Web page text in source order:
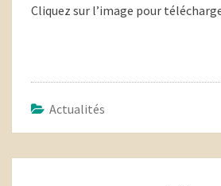
Cliquez sur l’image pour
Actualités